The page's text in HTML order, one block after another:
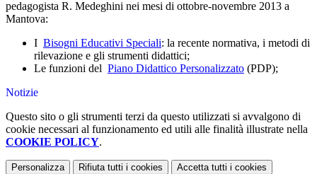
pedagogista R. Medeghini nei mesi di ottobre-novembre 2013 a
Mantova:
I Bisogni Educativi Speciali: la recente normativa, i metodi di
rilevazione e gli strumenti didattici;
Le funzioni del Piano Didattico Personalizzato (PDP);
Notizie
Questo sito o gli strumenti terzi da questo utilizzati si avvalgono di
cookie necessari al funzionamento ed utili alle finalità illustrate nella
COOKIE POLICY.
Personalizza Rifiuta tutti i cookies Accetta tutti i cookies